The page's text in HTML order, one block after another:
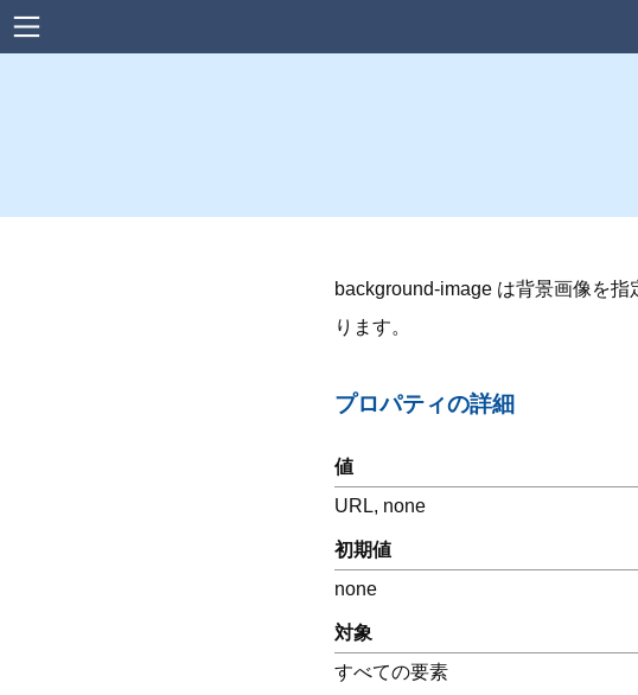
background-image は背景画像を指
ります。
プロパティの詳細
値
URL, none
初期値
none
対象
すべての要素